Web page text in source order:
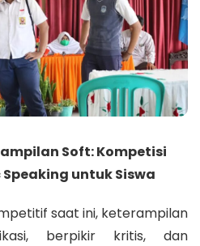
Soft: Kompetisi
untuk Siswa
saat ini, keterampilan
berpikir kritis, dan